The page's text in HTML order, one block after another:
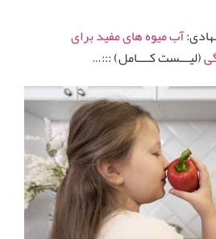
آب میوه های مفید برای
(لیـــست کــــامل) :::…